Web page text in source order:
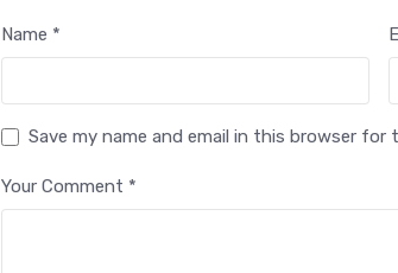
Name *
Save my name and email in this browser
Your Comment *